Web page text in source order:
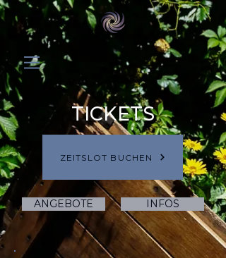
TICKETS
ZEITSLOT BUCHEN
ANGEBOTE INFOS